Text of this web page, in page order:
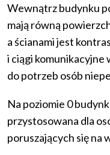
Wewnątrz budynku
mają równą
a ścianami jest
i ciągi komunikacyjne
do potrzeb osób
Na poziomie 0
przystosowana dla
poruszających się na